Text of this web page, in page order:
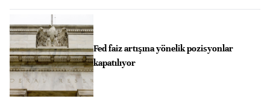
Fed faiz artışına yönelik pozisyonlar
kapatılıyor